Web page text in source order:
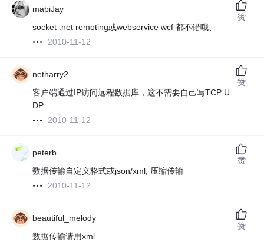
mabiJay
socket .net remoting或webservice wcf 都不错哦、
2010-11-12
赞
netharry2
客户端通过IP访问远程数据库，这不需要自己写TCP U
DP
2010-11-12
赞
peterb
数据传输自定义格式或json/xml, 压缩传输
2010-11-12
赞
beautiful_melody
数据传输请用xml
赞